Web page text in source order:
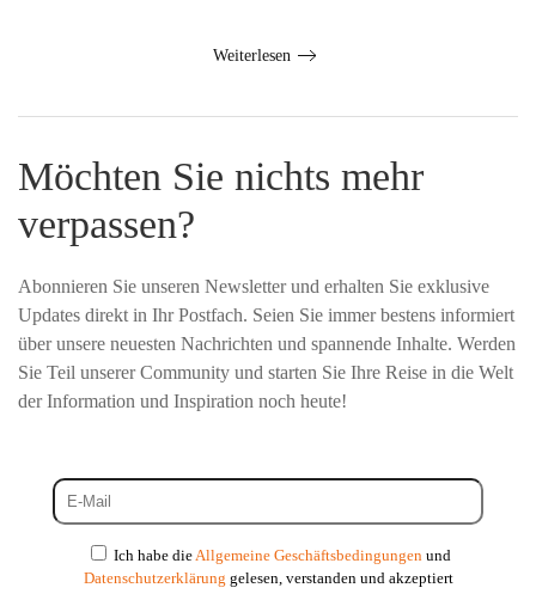
Weiterlesen
Möchten Sie nichts mehr
verpassen?
Abonnieren Sie unseren Newsletter und erhalten Sie exklusive
Updates direkt in Ihr Postfach. Seien Sie immer bestens informiert
über unsere neuesten Nachrichten und spannende Inhalte. Werden
Sie Teil unserer Community und starten Sie Ihre Reise in die Welt
der Information und Inspiration noch heute!
Ich habe die Allgemeine Geschäftsbedingungen und
Datenschutzerklärung gelesen, verstanden und akzeptiert